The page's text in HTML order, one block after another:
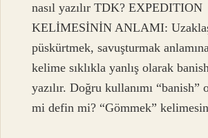
nasıl yazılır TDK? EXPEDITION
KELİMESİNİN ANLAMI:
püskürtmek, savuşturmak
kelime sıklıkla yanlış olarak
yazılır. Doğru kullanımı “banish”
mi defin mi? “Gömmek”